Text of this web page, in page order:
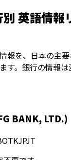
英語情報
報を、日本の主
す。銀行の情報
BANK, LTD.)